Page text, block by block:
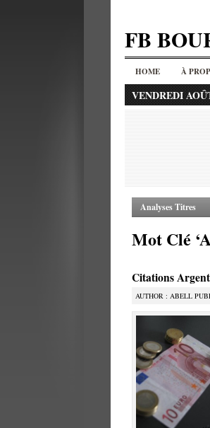
FB
HOME À
VENDREDI
Analyses Titres
Mot Clé
Citations Argent
AUTHOR : ABELL